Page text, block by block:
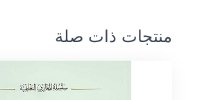
منتجات ذات صلة